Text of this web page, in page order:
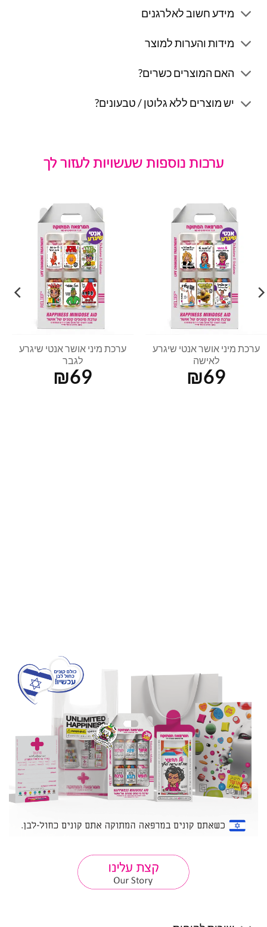
מידע חשוב לאלרגנים
מידות והערות למוצר
האם המוצרים כשרים?
יש מוצרים ללא גלוטן / טבעונים?
ערכות נוספות שעשויות לעזור לך
ערכת מיני אושר אנטי שיגרע
לאישה
₪69
ערכת מיני אושר אנטי שיגרע
לגבר
₪69